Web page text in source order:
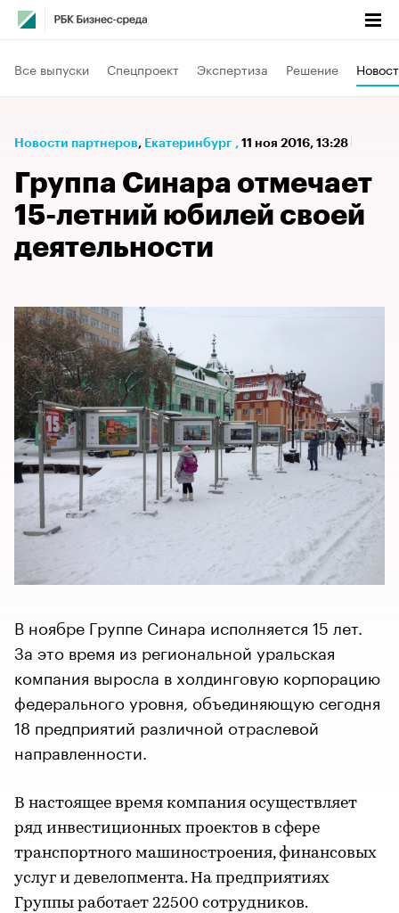
Все выпуски Спецпроект Экспертиза Решение
Новости партнеров⁠, Екатеринбург , 11 ноя 2016, 13:28
Группа Синара отмечает
15-летний юбилей своей
деятельности
В ноябре Группе Синара исполняется 15 лет.
За это время из региональной уральская
компания выросла в холдинговую корпорацию
федерального уровня, объединяющую сегодня
18 предприятий различной отраслевой
направленности.
В настоящее время компания осуществляет
ряд инвестиционных проектов в сфере
транспортного машиностроения, финансовых
услуг и девелопмента. На предприятиях
Группы работает 22500 сотрудников.